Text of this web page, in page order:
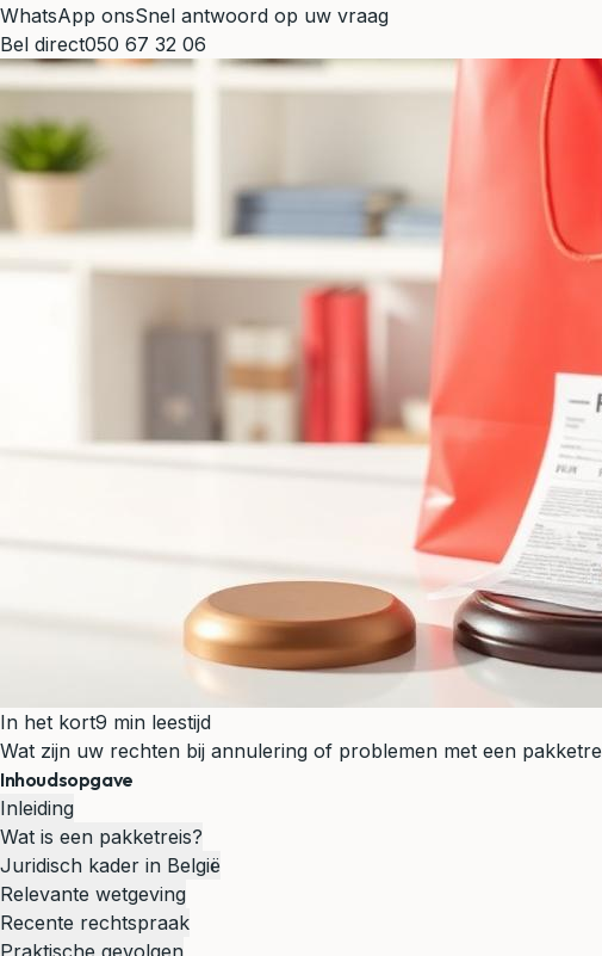
WhatsApp onsSnel antwoord op uw vraag
Bel direct050 67 32 06
In het kort9 min leestijd
Wat zijn uw rechten bij annulering of problemen met een
Inhoudsopgave
Inleiding
Wat is een pakketreis?
Juridisch kader in België
Relevante wetgeving
Recente rechtspraak
Praktische gevolgen